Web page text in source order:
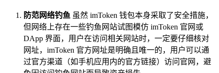
防范网络钓鱼 虽然 imToken 钱包本身采取了安全措施，
但网络上存在一些钓鱼网站试图模仿 imToken 官网或
DApp 界面，用户在访问相关网站时，一定要仔细核对
网址，imToken 官方网址是明确且唯一的，用户可以通
过官方渠道（如手机应用内的官方链接）访问官网，避